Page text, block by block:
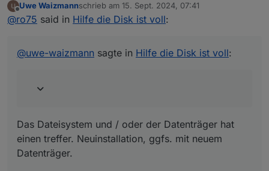
[Sat Sep 14 15:59:26 2024] EXT4-fs (sda2): 5
treffer. Neuinstallation, ggfs. mit neuem Datenträger.
Offline
Uwe Waizmannschrieb am 15. Sept. 2024, 07:41
zuletzt editiert von
@ro75 said in Hilfe die Disk ist voll:
@uwe-waizmann sagte in Hilfe die Disk ist voll:
Das Dateisystem und / oder der Datenträger hat
einen treffer. Neuinstallation, ggfs. mit neuem
Datenträger.